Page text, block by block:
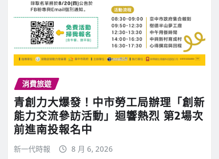
消費旅遊
青創力大爆發！中市勞工局辦理「創新
能力交流參訪活動」迴響熱烈 第2場次
前進南投報名中
新一代時報 8 月 6, 2026